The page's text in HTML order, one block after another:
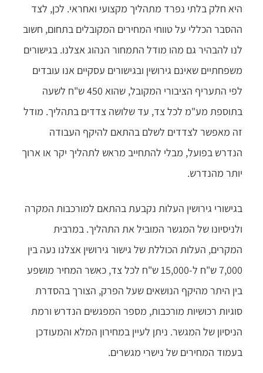
היא חלק בלתי נפרד מתהליך מקצועי ואחראי. לכן, לצד
ההסבר הכללי על טווחי המחירים המקובלים בתחום, חשוב
לנו להבהיר גם מהו מודל התמחור הנהוג אצלנו. בגישורים
משפחתיים שאינם גירושין ובגישורים עסקיים אנו עובדים
לפי התעריף הציבורי המקובל, שהוא 450 ש"ח לשעה
בתוספת מע"מ לכל צד, עד שלושה צדדים בתהליך. מודל
זה מאפשר לצדדים לשלם בהתאם להיקף העבודה
הנדרש בפועל, מבלי להתחייב מראש לתהליך יקר או ארוך
יותר מהנדרש.
בגישורי גירושין העלות נקבעת בהתאם למורכבות המקרה
ולניסיונו של המגשר המוביל את התהליך. במרבית
המקרים, העלות הכוללת של גישור גירושין אצלנו נעה בין
7,000 ש"ח ל-15,000 ש"ח לכל צד, כאשר המחיר מושפע
בין היתר מהיקף הנושאים שעל הפרק, הצורך בהסדרת
סוגיות רכושיות מורכבות, מספר המפגשים הנדרש ורמת
הניסיון של המגשר. ניתן לעיין במחירון המלא והמעודכן
בעמוד המחירים של נישרי מגשרים.